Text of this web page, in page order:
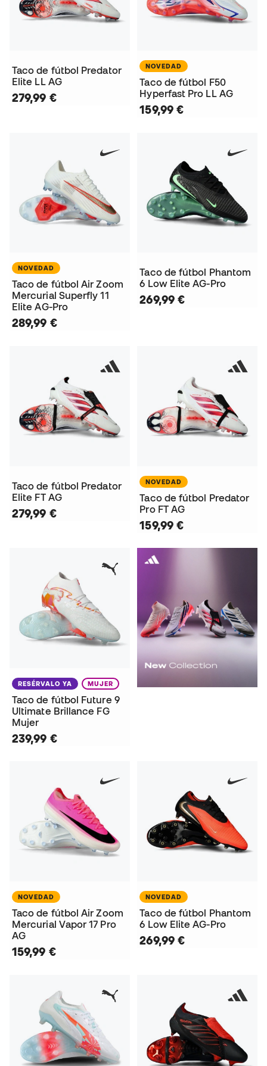
Taco de fútbol Predator
Elite LL AG
279,99 €
NOVEDAD
Taco de fútbol F50
Hyperfast Pro LL AG
159,99 €
NOVEDAD
Taco de fútbol Air Zoom
Mercurial Superfly 11
Elite AG-Pro
289,99 €
Taco de fútbol Phantom
6 Low Elite AG-Pro
269,99 €
Taco de fútbol Predator
Elite FT AG
279,99 €
NOVEDAD
Taco de fútbol Predator
Pro FT AG
159,99 €
RESÉRVALO YA MUJER
Taco de fútbol Future 9
Ultimate Brillance FG
Mujer
239,99 €
NOVEDAD
Taco de fútbol Air Zoom
Mercurial Vapor 17 Pro
AG
159,99 €
NOVEDAD
Taco de fútbol Phantom
6 Low Elite AG-Pro
269,99 €